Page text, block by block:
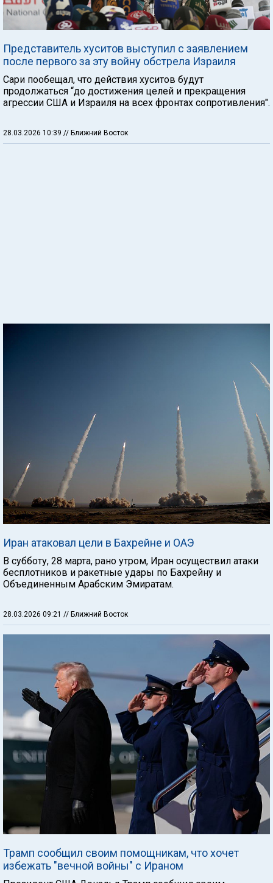
Представитель хуситов выступил с заявлением
после первого за эту войну обстрела Израиля
Сари пообещал, что действия хуситов будут
продолжаться “до достижения целей и прекращения
агрессии США и Израиля на всех фронтах сопротивления".
28.03.2026 10:39 // Ближний Восток
Иран атаковал цели в Бахрейне и ОАЭ
В субботу, 28 марта, рано утром, Иран осуществил атаки
бесплотников и ракетные удары по Бахрейну и
Объединенным Арабским Эмиратам.
28.03.2026 09:21 // Ближний Восток
Трамп сообщил своим помощникам, что хочет
избежать "вечной войны" с Ираном